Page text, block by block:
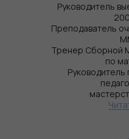
Руководитель
Преподаватель
Тренер Сборной
по